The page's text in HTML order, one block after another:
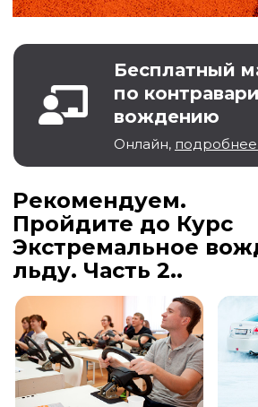
Бесплатный
по
вождению
Онлайн, подробнее
Рекомендуем.
Пройдите до Курс
Экстремальное
льду. Часть 2..